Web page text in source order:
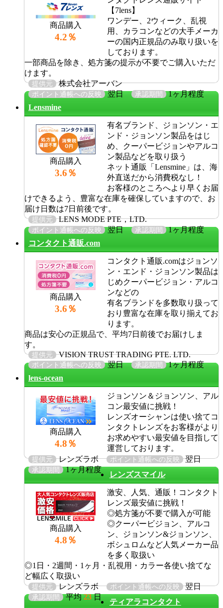
商品購入
4.2％
【7lens】
ワンデー、2ウィーク、乱視
用、カラコンなどの大手メーカ
ーの国内正規品のみ取り扱いを
しております。
一部商品を除き、処方箋の提示が不要でご購入いただ
けます。
提供元 株式会社アーバン
ポイント通帳への反映 翌日 承認期間
1ヶ月程度
Lensmine
商品購入
3.6％
有名ブランド、ジョンソン・エ
ンド・ジョンソン製品をはじ
め、クーパービジョンやアルコ
ン製品などを取り扱う
ネット通販「Lensmine」は、海
外直送だから消費税なし！
お客様のところへより早くお届
けできるよう、豊富な在庫を確保していますので、お
届け日数は7日前後です。
提供元 LENS MODE PTE，LTD.
ポイント通帳への反映 翌日 承認期間
1ヶ月程度
コンタクト通販.com
商品購入
3.6％
コンタクト通販.comはジョンソ
ン・エンド・ジョンソン製品は
じめクーパービジョン・アルコ
ンなどの
有名ブランドを多数取り扱って
おり豊富な在庫を取り揃えてお
ります。
商品は安心の正規品で、平均7日前後でお届けしま
す。
提供元 VISION TRUST TRADING PTE. LTD.
ポイント通帳への反映 翌日 承認期間
1ヶ月程度
lens-ocean
商品購入
4.8％
ジョンソン＆ジョンソン、アル
コン最安値に挑戦！
レンズオーシャンは使い捨てコ
ンタクトレンズをお客様がより
お求めやすい最安値を目指して
運営しております。
提供元 レンズラボ ポイント通帳への反映 翌日
承認期間 1ヶ月程度
レンズスマイル
商品購入
4.8％
激安、人気、通販！コンタクト
レンズ最安値に挑戦！
◎処方箋が不要で購入が可能
◎クーパービジョン、アルコ
ン、ジョンソン&ジョンソン、
ボシュロムなど人気メーカー品
を多く取扱い
◎1日・2週間・1ヶ月・乱視用・カラー各使い捨てな
ど幅広く取扱い
提供元 レンズラボ ポイント通帳への反映 翌日
承認期間 平均23日
ティアラコンタクト